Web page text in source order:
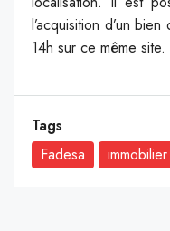
l’acquisition d’un
14h sur ce même site.
Tags
Fadesa